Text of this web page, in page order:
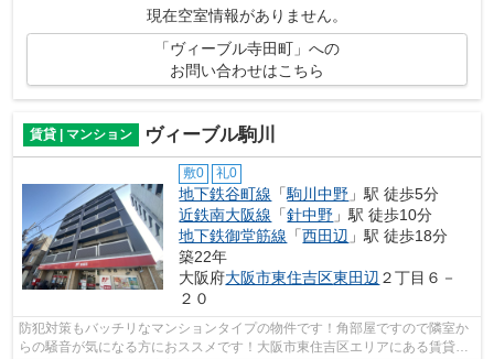
現在空室情報がありません。
「ヴィーブル寺田町」への
お問い合わせはこちら
賃貸 | マンション ヴィーブル駒川
敷0 礼0
地下鉄谷町線 「駒川中野 」駅 徒歩5分
近鉄南大阪線 「針中野 」駅 徒歩10分
地下鉄御堂筋線 「西田辺 」駅 徒歩18分
築22年
大阪府大阪市東住吉区東田辺 ２丁目６－
２０
防犯対策もバッチリなマンションタイプの物件です！角部屋ですので隣室か
らの騒音が気になる方におススメです！大阪市東住吉区エリアにある賃貸情